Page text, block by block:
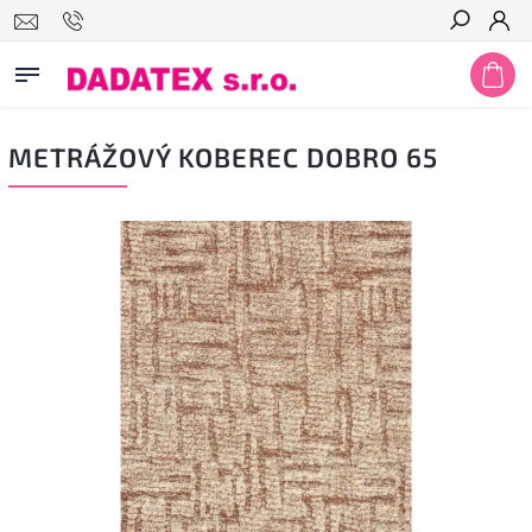
Hledat
METRÁŽOVÝ KOBEREC DOBRO 65